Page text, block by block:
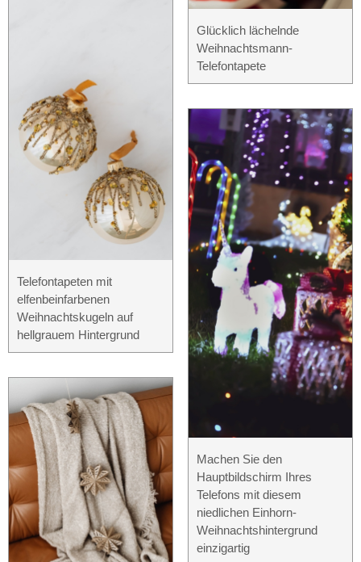
Telefontapeten mit
elfenbeinfarbenen
Weihnachtskugeln auf
hellgrauem Hintergrund
Glücklich lächelnde
Weihnachtsmann-
Telefontapete
Machen Sie den
Hauptbildschirm Ihres
Telefons mit diesem
niedlichen Einhorn-
Weihnachtshintergrund
einzigartig